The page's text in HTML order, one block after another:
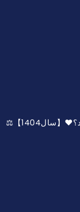
سال1404】⚖️